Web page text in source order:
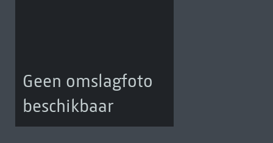
Geen omslagfoto
beschikbaar